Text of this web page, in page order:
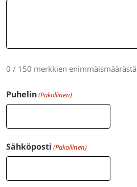
0 / 150 merkkien enimmäismäärästä
Puhelin(Pakollinen)
Sähköposti (Pakollinen)